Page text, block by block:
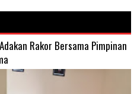
Rakor Bersama Pimpinan